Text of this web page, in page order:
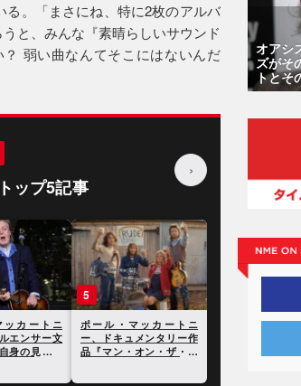
。「まさにね、特に2枚のアルバ
と、みんな『素晴らしいサウンド
弱い曲なんてそこにはないんだ
ップ5記事
›
ッカートニ
エンサー文
身の見解を
5
ポール・マッカートニ
ー、ドキュメンタリー作
品『マン・オン・ザ・ラ
オアシ
ズがそ
トとそ